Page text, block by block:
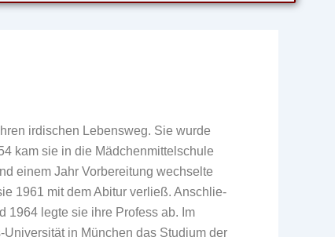
irdischen Lebensweg. Sie wurde
kam sie in die Mädchenmittelschule
einem Jahr Vorbereitung wechselte
1961 mit dem Abitur verließ. Anschlie-
1964 legte sie ihre Profess ab. Im
in München das Studium der